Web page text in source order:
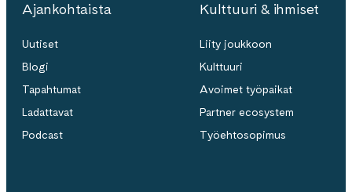
Ajankohtaista
Uutiset
Blogi
Tapahtumat
Ladattavat
Podcast
Kulttuuri & ihmiset
Liity joukkoon
Kulttuuri
Avoimet työpaikat
Partner ecosystem
Työehtosopimus